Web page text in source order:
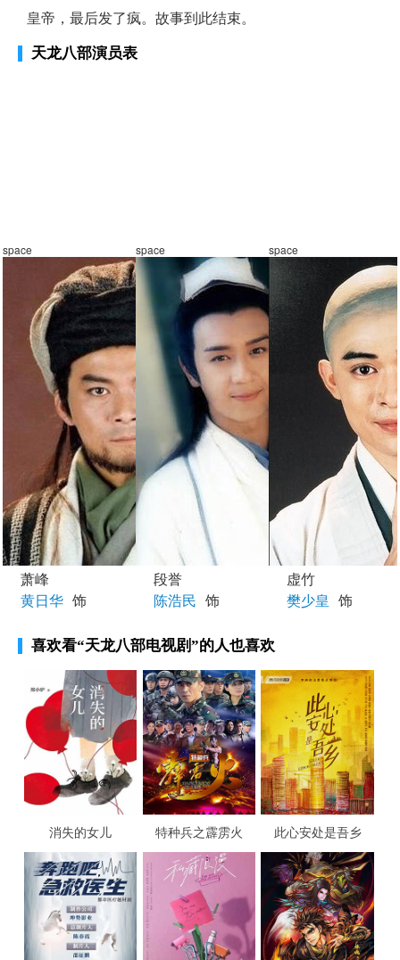
皇帝，最后发了疯。故事到此结束。
天龙八部演员表
space
萧峰
黄日华 饰
space
段誉
陈浩民 饰
space
虚竹
樊少皇 饰
喜欢看“天龙八部电视剧”的人也喜欢
消失的女儿 特种兵之霹雳火 此心安处是吾乡